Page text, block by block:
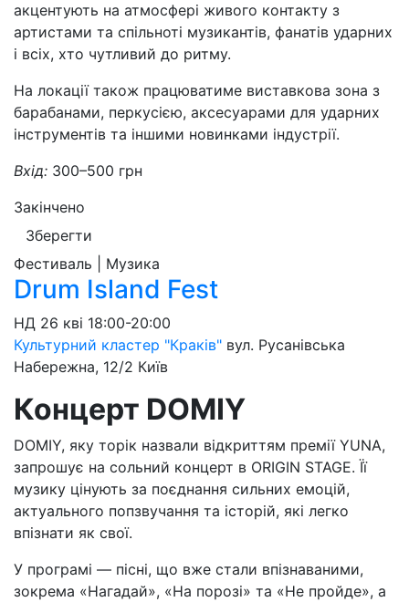
акцентують на атмосфері живого контакту з
артистами та спільноті музикантів, фанатів ударних
і всіх, хто чутливий до ритму.
На локації також працюватиме виставкова зона з
барабанами, перкусією, аксесуарами для ударних
інструментів та іншими новинками індустрії.
Вхід: 300–500 грн
Закінчено
Зберегти
Фестиваль | Музика
Drum Island Fest
НД 26 кві 18:00-20:00
Культурний кластер "Краків" вул. Русанівська
Набережна, 12/2 Київ
Концерт DOMIY
DOMIY, яку торік назвали відкриттям премії YUNA,
запрошує на сольний концерт в ORIGIN STAGE. Її
музику цінують за поєднання сильних емоцій,
актуального попзвучання та історій, які легко
впізнати як свої.
У програмі — пісні, що вже стали впізнаваними,
зокрема «Нагадай», «На порозі» та «Не пройде», а